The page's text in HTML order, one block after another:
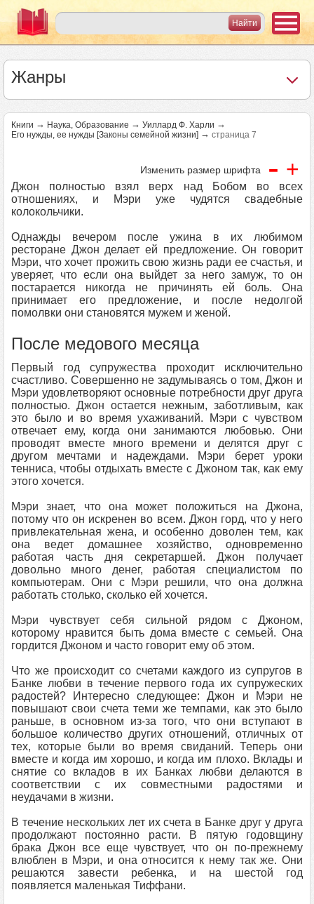
Жанры
Книги → Наука, Образование → Уиллард Ф. Харли →
Его нужды, ее нужды [Законы семейной жизни] → страница 7
Изменить размер шрифта - +
Джон полностью взял верх над Бобом во всех
отношениях, и Мэри уже чудятся свадебные
колокольчики.
Однажды вечером после ужина в их любимом
ресторане Джон делает ей предложение. Он говорит
Мэри, что хочет прожить свою жизнь ради ее счастья, и
уверяет, что если она выйдет за него замуж, то он
постарается никогда не причинять ей боль. Она
принимает его предложение, и после недолгой
помолвки они становятся мужем и женой.
После медового месяца
Первый год супружества проходит исключительно
счастливо. Совершенно не задумываясь о том, Джон и
Мэри удовлетворяют основные потребности друг друга
полностью. Джон остается нежным, заботливым, как
это было и во время ухаживаний. Мэри с чувством
отвечает ему, когда они занимаются любовью. Они
проводят вместе много времени и делятся друг с
другом мечтами и надеждами. Мэри берет уроки
тенниса, чтобы отдыхать вместе с Джоном так, как ему
этого хочется.
Мэри знает, что она может положиться на Джона,
потому что он искренен во всем. Джон горд, что у него
привлекательная жена, и особенно доволен тем, как
она ведет домашнее хозяйство, одновременно
работая часть дня секретаршей. Джон получает
довольно много денег, работая специалистом по
компьютерам. Они с Мэри решили, что она должна
работать столько, сколько ей хочется.
Мэри чувствует себя сильной рядом с Джоном,
которому нравится быть дома вместе с семьей. Она
гордится Джоном и часто говорит ему об этом.
Что же происходит со счетами каждого из супругов в
Банке любви в течение первого года их супружеских
радостей? Интересно следующее: Джон и Мэри не
повышают свои счета теми же темпами, как это было
раньше, в основном из-за того, что они вступают в
большое количество других отношений, отличных от
тех, которые были во время свиданий. Теперь они
вместе и когда им хорошо, и когда им плохо. Вклады и
снятие со вкладов в их Банках любви делаются в
соответствии с их совместными радостями и
неудачами в жизни.
В течение нескольких лет их счета в Банке друг у друга
продолжают постоянно расти. В пятую годовщину
брака Джон все еще чувствует, что он по-прежнему
влюблен в Мэри, и она относится к нему так же. Они
решаются завести ребенка, и на шестой год
появляется маленькая Тиффани.